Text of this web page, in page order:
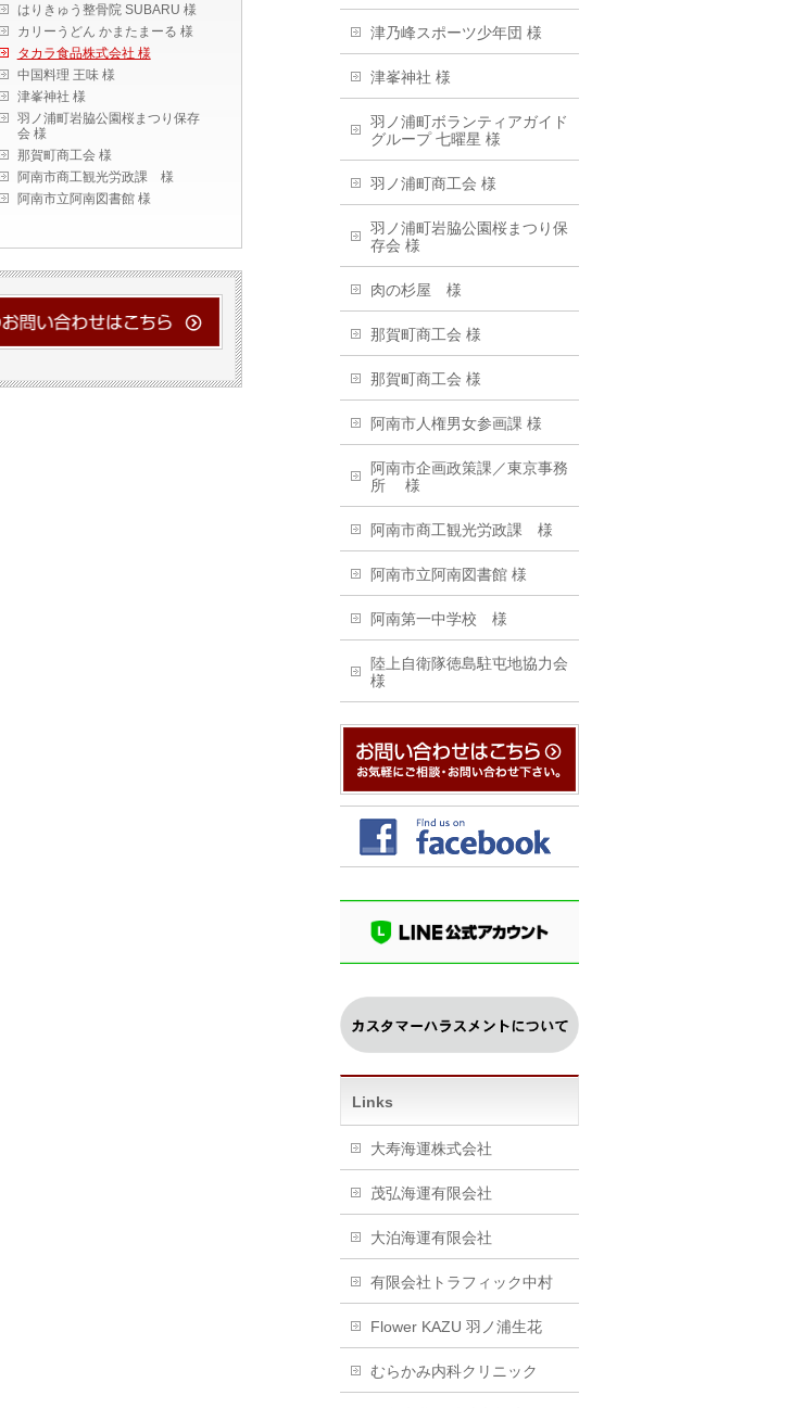
はりきゅう整骨院 SUBARU 様
カリーうどん かまたまーる 様
タカラ食品株式会社 様
中国料理 王味 様
津峯神社 様
羽ノ浦町岩脇公園桜まつり保存
会 様
那賀町商工会 様
阿南市商工観光労政課 様
阿南市立阿南図書館 様
津乃峰スポーツ少年団 様
津峯神社 様
羽ノ浦町ボランティアガイド
グループ 七曜星 様
羽ノ浦町商工会 様
羽ノ浦町岩脇公園桜まつり保
存会 様
肉の杉屋 様
那賀町商工会 様
那賀町商工会 様
阿南市人権男女参画課 様
阿南市企画政策課／東京事務
所 様
阿南市商工観光労政課 様
阿南市立阿南図書館 様
阿南第一中学校 様
陸上自衛隊徳島駐屯地協力会
様
Links
大寿海運株式会社
茂弘海運有限会社
大泊海運有限会社
有限会社トラフィック中村
Flower KAZU 羽ノ浦生花
むらかみ内科クリニック